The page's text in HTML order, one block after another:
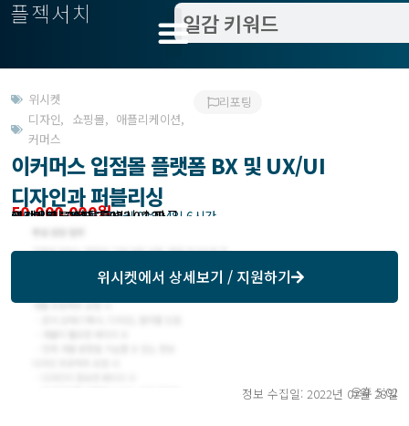
플젝서치
위시켓
디자인, 쇼핑몰, 애플리케이션,
커머스
리포팅
이커머스 입점몰 플랫폼 BX 및 UX/UI
디자인과 퍼블리싱
50,000,000원
작업방식 : 외주(도급)
모집기한 : 2022년 03월 04일 4일 6시간
예상기간 : 90일
위시켓등록일자 : 2022.02.28.
고객위치 : 서울특별시 송파구
위시켓에서 상세보기 / 지원하기
정보 수집일: 2022년 02월 28일
오후 5:02